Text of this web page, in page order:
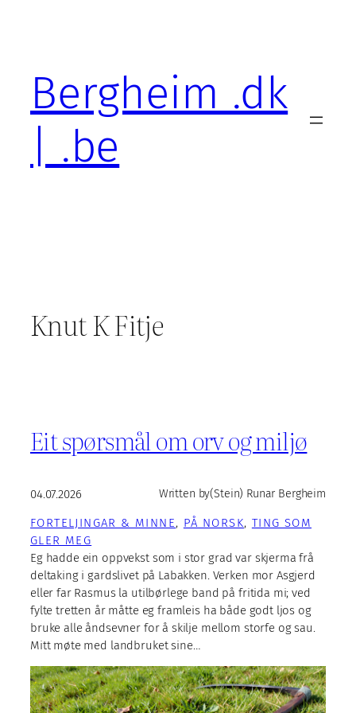
Bergheim .dk
| .be
Knut K Fitje
Eit spørsmål om orv og miljø
04.07.2026 Written by(Stein) Runar Bergheim
FORTELJINGAR & MINNE, PÅ NORSK, TING SOM
GLER MEG
Eg hadde ein oppvekst som i stor grad var skjerma frå
deltaking i gardslivet på Labakken. Verken mor Asgjerd
eller far Rasmus la utilbørlege band på fritida mi; ved
fylte tretten år måtte eg framleis ha både godt ljos og
bruke alle åndsevner for å skilje mellom storfe og sau.
Mitt møte med landbruket sine…